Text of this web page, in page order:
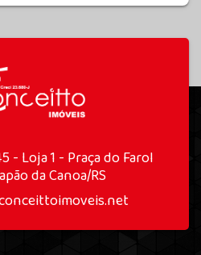
- Loja 1 - Praça do Farol
da Canoa/RS